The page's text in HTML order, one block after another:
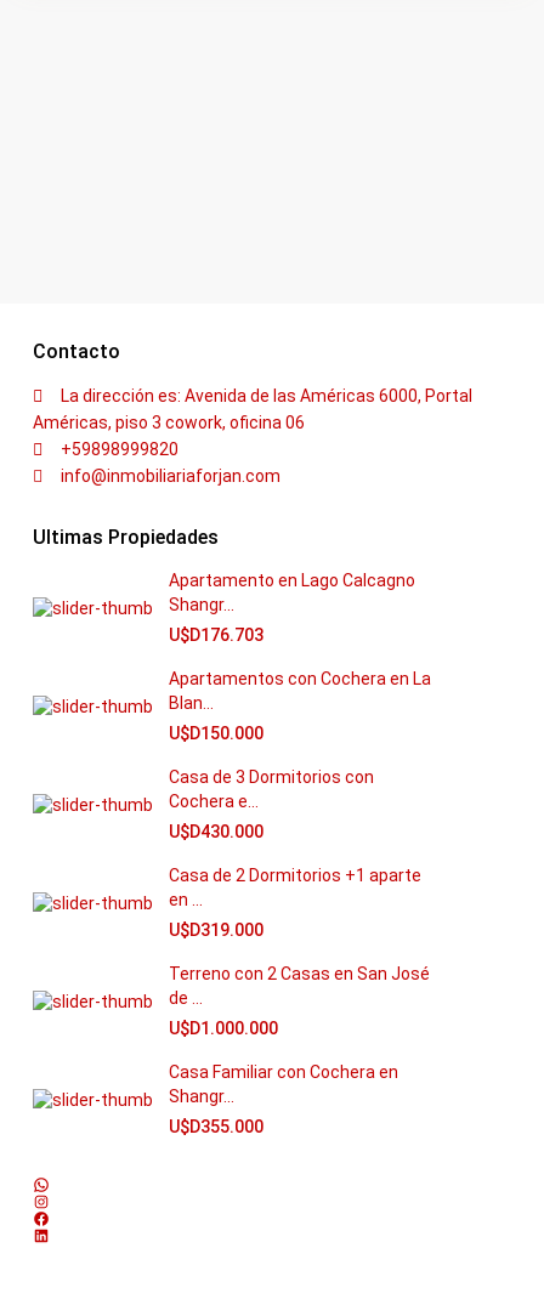
Contacto
La dirección es: Avenida de las Américas 6000, Portal
Américas, piso 3 cowork, oficina 06
+59898999820
info@inmobiliariaforjan.com
Ultimas Propiedades
Apartamento en Lago Calcagno
Shangr...
U$D176.703
Apartamentos con Cochera en La
Blan...
U$D150.000
Casa de 3 Dormitorios con
Cochera e...
U$D430.000
Casa de 2 Dormitorios +1 aparte
en ...
U$D319.000
Terreno con 2 Casas en San José
de ...
U$D1.000.000
Casa Familiar con Cochera en
Shangr...
U$D355.000
WhatsApp
Instagram
Facebook
LinkedIn